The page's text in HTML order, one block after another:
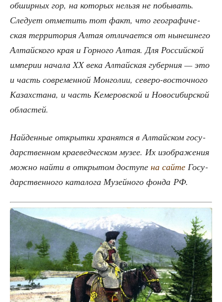
обшир­ных гор, на кото­рых нель­зя не побы­вать.
Сле­ду­ет отме­тить тот факт, что гео­гра­фи­че­
ская тер­ри­то­рия Алтая отли­ча­ет­ся от нынеш­не­го
Алтай­ско­го края и Гор­но­го Алтая. Для Рос­сий­ской
импе­рии нача­ла XX века Алтай­ская губер­ния — это
и часть совре­мен­ной Мон­го­лии, севе­ро-восточ­но­го
Казах­ста­на, и часть Кеме­ров­ской и Ново­си­бир­ской
областей.
Най­ден­ные открыт­ки хра­нят­ся в Алтай­ском госу­
дар­ствен­ном кра­е­вед­че­ском музее. Их изоб­ра­же­ния
мож­но най­ти в откры­том досту­пе на сай­те Госу­
дар­ствен­но­го ката­ло­га Музей­но­го фон­да РФ.